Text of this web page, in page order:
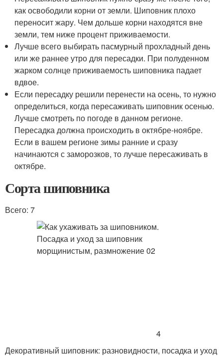
как освободили корни от земли. Шиповник плохо
переносит жару. Чем дольше корни находятся вне
земли, тем ниже процент приживаемости.
Лучше всего выбирать пасмурный прохладный день
или же раннее утро для пересадки. При полуденном
жарком солнце приживаемость шиповника падает
вдвое.
Если пересадку решили перенести на осень, то нужно
определиться, когда пересаживать шиповник осенью.
Лучше смотреть по погоде в данном регионе.
Пересадка должна происходить в октябре-ноябре.
Если в вашем регионе зимы ранние и сразу
начинаются с заморозков, то лучше пересаживать в
октябре.
Сорта шиповника
Всего: 7
4
Декоративный шиповник: разновидности, посадка и уход